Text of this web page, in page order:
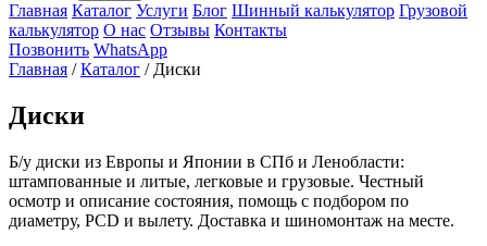
Главная Каталог Услуги Блог Шинный калькулятор Грузовой
калькулятор О нас Отзывы Контакты
Позвонить WhatsApp
Главная / Каталог / Диски
Диски
Б/у диски из Европы и Японии в СПб и Ленобласти:
штампованные и литые, легковые и грузовые. Честный
осмотр и описание состояния, помощь с подбором по
диаметру, PCD и вылету. Доставка и шиномонтаж на месте.